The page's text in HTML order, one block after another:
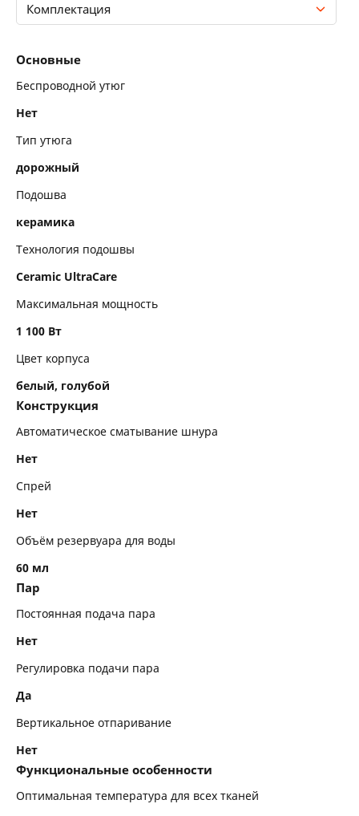
Комплектация
Конструкция
Пар
Функциональные особенности
Основные
Беспроводной утюг
Нет
Тип утюга
дорожный
Подошва
керамика
Технология подошвы
Ceramic UltraCare
Максимальная мощность
1 100 Вт
Цвет корпуса
белый, голубой
Конструкция
Автоматическое сматывание шнура
Нет
Спрей
Нет
Объём резервуара для воды
60 мл
Пар
Постоянная подача пара
Нет
Регулировка подачи пара
Да
Вертикальное отпаривание
Нет
Функциональные особенности
Оптимальная температура для всех тканей